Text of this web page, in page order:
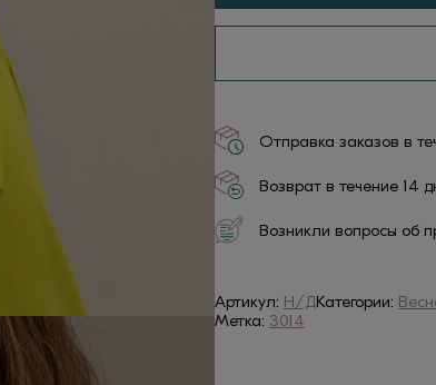
Отправка заказов в
Возврат в течение 14
Возникли вопросы об
Артикул: Н/ДКатегории:
Метка: 3014